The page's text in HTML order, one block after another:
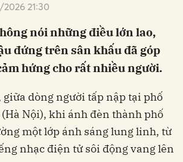
21:30
nói những điều lớn lao,
đứng trên sân khấu đã góp
hứng cho rất nhiều người.
dòng người tấp nập tại phố
(Hà Nội), khi ánh đèn thành phố
một lớp ánh sáng lung linh, từ
nhạc điện tử sôi động vang lên
Hủy Gửi